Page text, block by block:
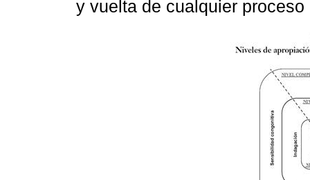
y vuelta de cualquier